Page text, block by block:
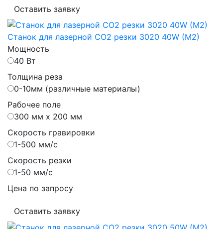
Оставить заявку
Станок для лазерной CO2 резки 3020 40W (M2)
Мощность
40 Вт
Толщина реза
0-10мм (различные материалы)
Рабочее поле
300 мм х 200 мм
Скорость гравировки
1-500 мм/с
Скорость резки
1-50 мм/с
Цена по запросу
Оставить заявку